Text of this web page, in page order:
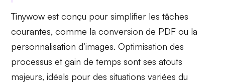
Tinywow est conçu pour simplifier les tâches
courantes, comme la conversion de PDF ou la
personnalisation d’images.Optimisation des
processus etgain de temps sont ses atouts
majeurs, idéals pour des situations variées du